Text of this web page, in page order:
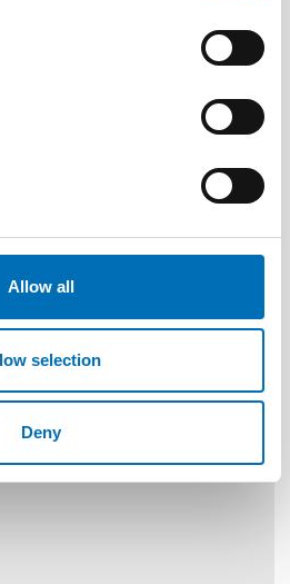
Allow all
selection
Deny
– Årsrapport 2025